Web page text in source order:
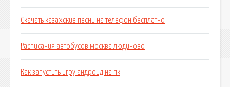
Скачать казахские песни на телефон бесплатно
Расписания автобусов москва людиново
Как запустить игру андроид на пк